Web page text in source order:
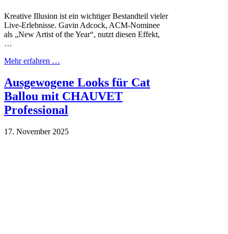
Kreative Illusion ist ein wichtiger Bestandteil vieler
Live-Erlebnisse. Gavin Adcock, ACM-Nominee
als „New Artist of the Year“, nutzt diesen Effekt,
…
Mehr erfahren …
Ausgewogene Looks für Cat
Ballou mit CHAUVET
Professional
17. November 2025